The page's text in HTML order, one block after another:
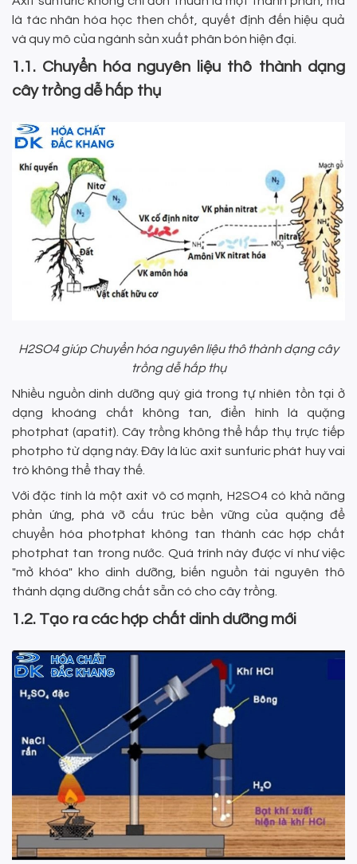
là tác nhân hóa học then chốt, quyết định đến hiệu quả
và quy mô của ngành sản xuất phân bón hiện đại.
1.1. Chuyển hóa nguyên liệu thô thành dạng
cây trồng dễ hấp thụ
H2SO4 giúp Chuyển hóa nguyên liệu thô thành dạng cây
trồng dễ hấp thụ
Nhiều nguồn dinh dưỡng quý giá trong tự nhiên tồn tại ở
dạng khoáng chất không tan, điển hình là quặng
photphat (apatit). Cây trồng không thể hấp thụ trực tiếp
photpho từ dạng này. Đây là lúc axit sunfuric phát huy vai
trò không thể thay thế.
Với đặc tính là một axit vô cơ mạnh, H2SO4 có khả năng
phản ứng, phá vỡ cấu trúc bền vững của quặng để
chuyển hóa photphat không tan thành các hợp chất
photphat tan trong nước. Quá trình này được ví như việc
"mở khóa" kho dinh dưỡng, biến nguồn tài nguyên thô
thành dạng dưỡng chất sẵn có cho cây trồng.
1.2. Tạo ra các hợp chất dinh dưỡng mới